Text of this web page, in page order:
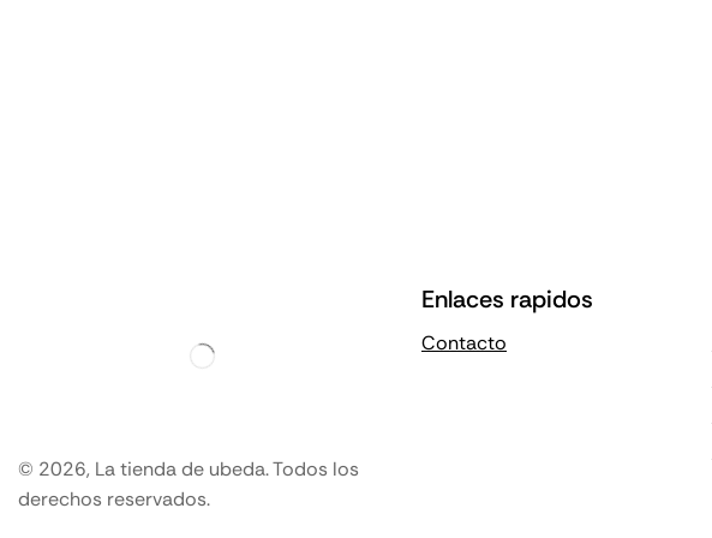
© 2026, La tienda de ubeda. Todos los
derechos reservados.
Enlaces rapidos
Contacto